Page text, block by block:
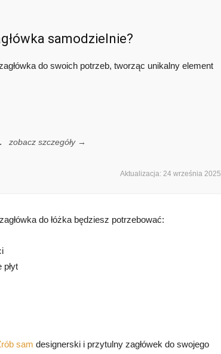
samodzielnie?
do swoich potrzeb, tworząc unikalny element
zobacz szczegóły →
Aktualizacja: 24 września 2025
do łóżka będziesz potrzebować:
sam designerski i przytulny zagłówek do swojego